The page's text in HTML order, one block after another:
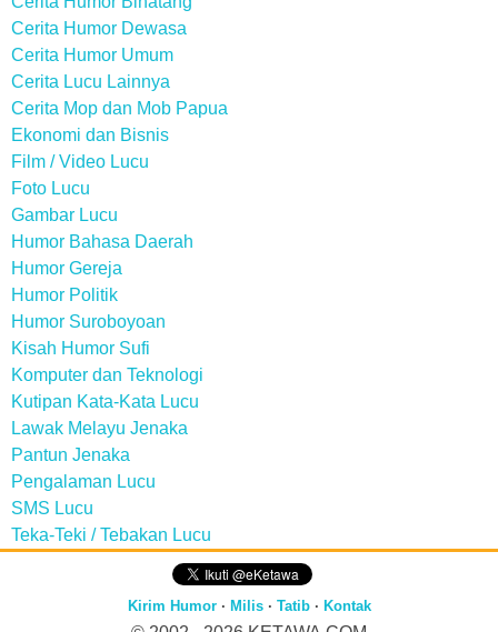
Cerita Humor Dewasa
Cerita Humor Umum
Cerita Lucu Lainnya
Cerita Mop dan Mob Papua
Ekonomi dan Bisnis
Film / Video Lucu
Foto Lucu
Gambar Lucu
Humor Bahasa Daerah
Humor Gereja
Humor Politik
Humor Suroboyoan
Kisah Humor Sufi
Komputer dan Teknologi
Kutipan Kata-Kata Lucu
Lawak Melayu Jenaka
Pantun Jenaka
Pengalaman Lucu
SMS Lucu
Teka-Teki / Tebakan Lucu
Kirim Humor· Milis· Tatib· Kontak